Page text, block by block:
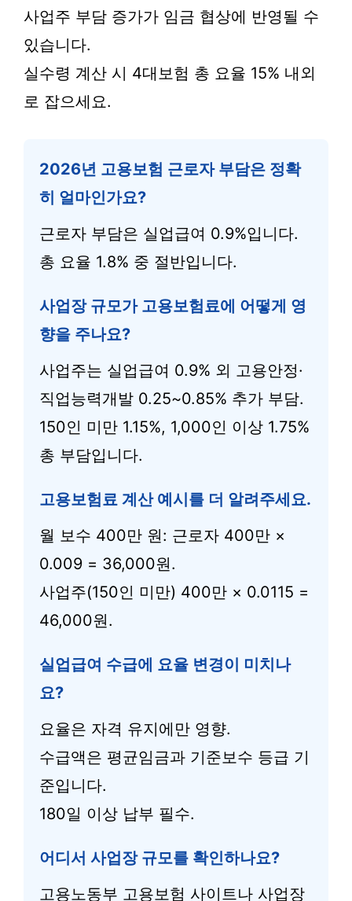
사업주 부담 증가가 임금 협상에 반영될 수
있습니다.
실수령 계산 시 4대보험 총 요율 15% 내외
로 잡으세요.
2026년 고용보험 근로자 부담은 정확
히 얼마인가요?
근로자 부담은 실업급여 0.9%입니다.
총 요율 1.8% 중 절반입니다.
사업장 규모가 고용보험료에 어떻게 영
향을 주나요?
사업주는 실업급여 0.9% 외 고용안정·
직업능력개발 0.25~0.85% 추가 부담.
150인 미만 1.15%, 1,000인 이상 1.75%
총 부담입니다.
고용보험료 계산 예시를 더 알려주세요.
월 보수 400만 원: 근로자 400만 ×
0.009 = 36,000원.
사업주(150인 미만) 400만 × 0.0115 =
46,000원.
실업급여 수급에 요율 변경이 미치나
요?
요율은 자격 유지에만 영향.
수급액은 평균임금과 기준보수 등급 기
준입니다.
180일 이상 납부 필수.
어디서 사업장 규모를 확인하나요?
고용노동부 고용보험 사이트나 사업장